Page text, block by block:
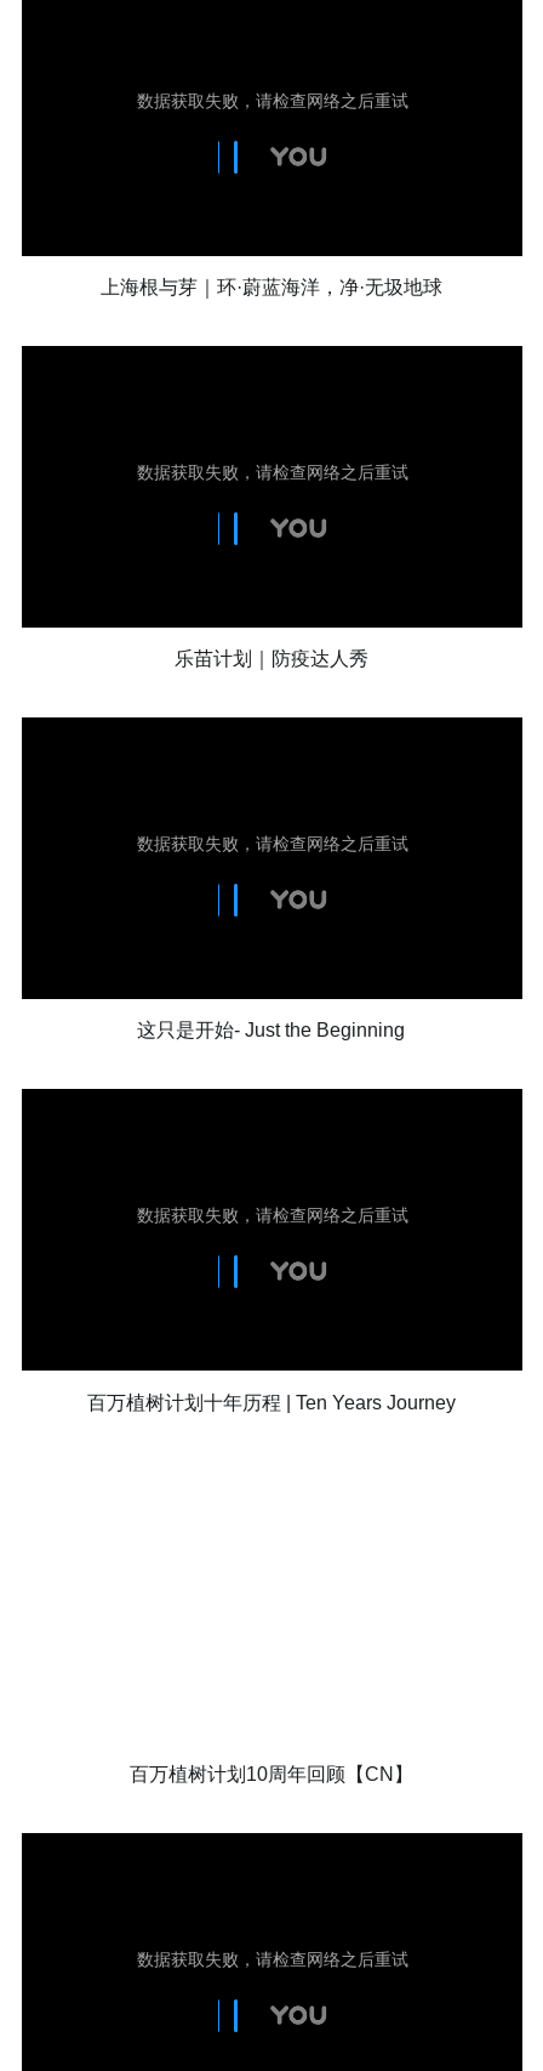
上海根与芽｜环·蔚蓝海洋，净·无圾地球
乐苗计划｜防疫达人秀
这只是开始- Just the Beginning
百万植树计划十年历程 | Ten Years Journey
百万植树计划10周年回顾【CN】